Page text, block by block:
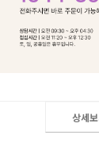
상세